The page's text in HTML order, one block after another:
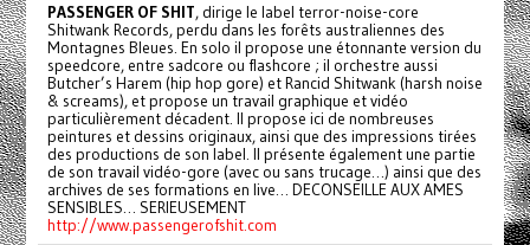
PASSENGER OF SHIT, dirige le label terror-noise-core
Shitwank Records, perdu dans les forêts australiennes des
Montagnes Bleues. En solo il propose une étonnante version du
speedcore, entre sadcore ou flashcore ; il orchestre aussi
Butcher’s Harem (hip hop gore) et Rancid Shitwank (harsh noise
& screams), et propose un travail graphique et vidéo
particulièrement décadent. Il propose ici de nombreuses
peintures et dessins originaux, ainsi que des impressions tirées
des productions de son label. Il présente également une partie
de son travail vidéo-gore (avec ou sans trucage…) ainsi que des
archives de ses formations en live… DECONSEILLE AUX AMES
SENSIBLES… SERIEUSEMENT
http://www.passengerofshit.com